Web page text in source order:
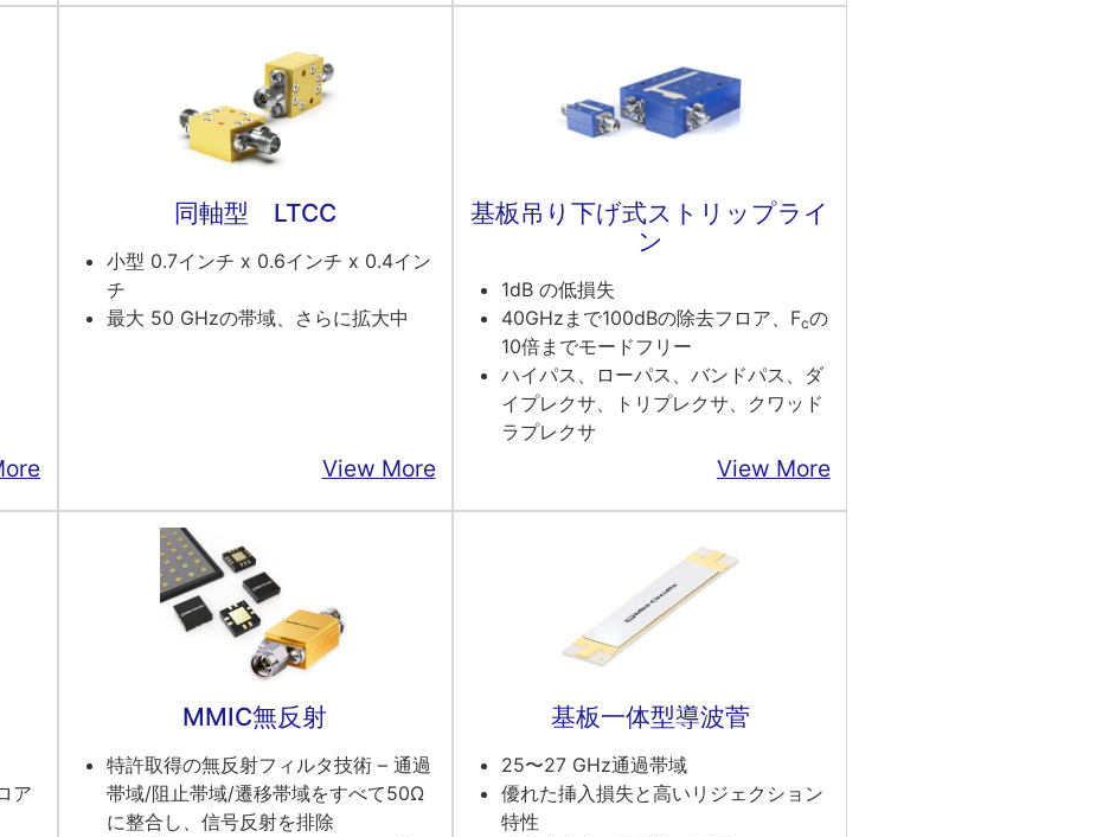
同軸型 LTCC
小型 0.7インチ x 0.6インチ x 0.4イン
チ
最大 50 GHzの帯域、さらに拡大中
View More
基板吊り下げ式ストリップライ
ン
1dB の低損失
40GHzまで100dBの除去フロア、Fcの
10倍までモードフリー
ハイパス、ローパス、バンドパス、ダ
イプレクサ、トリプレクサ、クワッド
ラプレクサ
View More
ア
MMIC無反射
特許取得の無反射フィルタ技術 – 通過
帯域/阻止帯域/遷移帯域をすべて50Ω
に整合し、信号反射を排除
基板一体型導波菅
25〜27 GHz通過帯域
優れた挿入損失と高いリジェクション
特性